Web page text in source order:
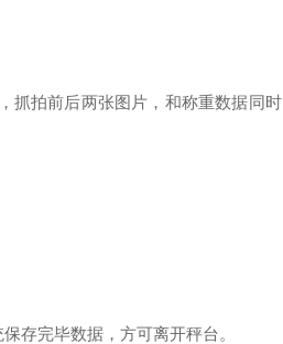
抓拍前后两张图片，和称重数据同时
存完毕数据，方可离开秤台。